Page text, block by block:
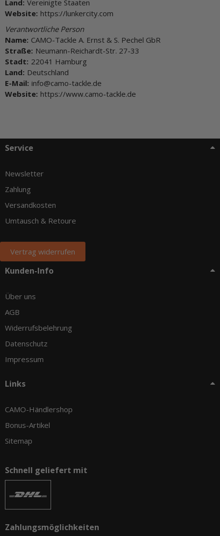
Land: Vereinigte Staaten
Website: https://lunkercity.com
Verantwortliche Person
Name: CAMO-Tackle A. Ernst & S. Pechel GbR
Straße: Neumann-Reichardt-Str. 27-33
Stadt: 22041 Hamburg
Land: Deutschland
E-Mail: info@camo-tackle.de
Website: https://www.camo-tackle.de
Service
Newsletter
Zahlung
Versandkosten
Umtausch & Retoure
Vertrag widerrufen
Kunden-Info
Über uns
AGB
Widerrufsbelehrung
Datenschutz
Impressum
Links
CAMO-Händlershop
Bonus-Artikel
Sitemap
Schnell geliefert mit
Zahlungsmöglichkeiten